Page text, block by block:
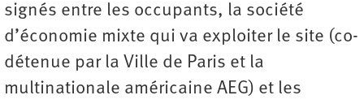
signés entre les occupants, la société
d’économie mixte qui va exploiter le site (co-
détenue par la Ville de Paris et la
multinationale américaine AEG) et les